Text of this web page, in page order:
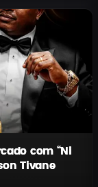
com “Ni
Tivane